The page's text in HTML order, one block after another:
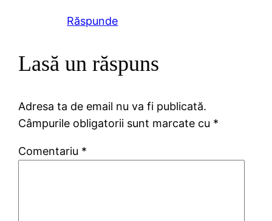
Răspunde
Lasă un răspuns
Adresa ta de email nu va fi publicată.
Câmpurile obligatorii sunt marcate cu *
Comentariu *